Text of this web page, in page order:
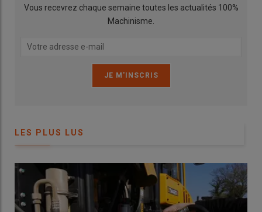
Vous recevrez chaque semaine toutes les actualités 100%
Machinisme.
LES PLUS LUS